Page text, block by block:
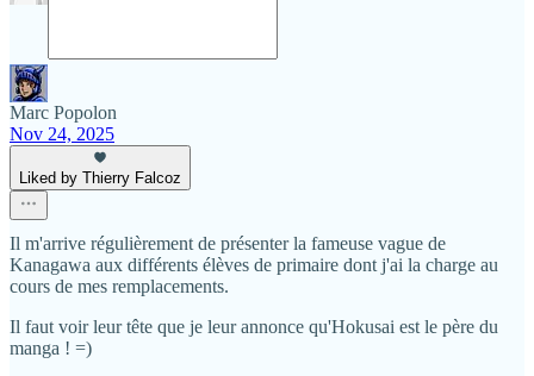
Marc Popolon
Nov 24, 2025
Liked by Thierry Falcoz
Il m'arrive régulièrement de présenter la fameuse vague de
Kanagawa aux différents élèves de primaire dont j'ai la charge au
cours de mes remplacements.
Il faut voir leur tête que je leur annonce qu'Hokusai est le père du
manga ! =)